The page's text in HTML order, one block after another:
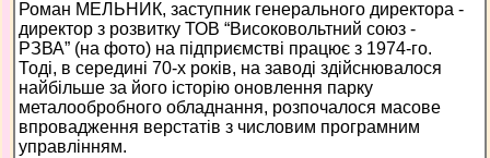
Роман МЕЛЬНИК, заступник генерального директора -
директор з розвитку ТОВ “Високовольтний союз -
РЗВА” (на фото) на підприємстві працює з 1974-го.
Тоді, в середині 70-х років, на заводі здійснювалося
найбільше за його історію оновлення парку
металообробного обладнання, розпочалося масове
впровадження верстатів з числовим програмним
управлінням.